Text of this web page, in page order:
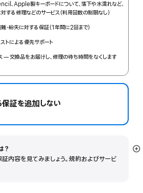
、Apple製キーボードについて、落下や水濡れなど、
する修理などのサービス（利用回数の制限なし）
・紛失に対する保証（1年間に2回まで）
トによる優先サポート
— 交換品をお届けし、修理の待ち時間をなくします
証を追加しない
？
容を見てみましょう。規約およびサービ
詳